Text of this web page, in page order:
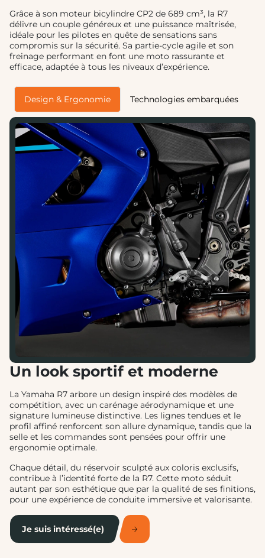
Grâce à son moteur bicylindre CP2 de 689 cm³, la R7
délivre un couple généreux et une puissance maîtrisée,
idéale pour les pilotes en quête de sensations sans
compromis sur la sécurité. Sa partie-cycle agile et son
freinage performant en font une moto rassurante et
efficace, adaptée à tous les niveaux d’expérience.
Design & Ergonomie Technologies embarquées
Un look sportif et moderne
La Yamaha R7 arbore un design inspiré des modèles de
compétition, avec un carénage aérodynamique et une
signature lumineuse distinctive. Les lignes tendues et le
profil affiné renforcent son allure dynamique, tandis que la
selle et les commandes sont pensées pour offrir une
ergonomie optimale.
Chaque détail, du réservoir sculpté aux coloris exclusifs,
contribue à l’identité forte de la R7. Cette moto séduit
autant par son esthétique que par la qualité de ses finitions,
pour une expérience de conduite immersive et valorisante.
Je suis intéressé(e)